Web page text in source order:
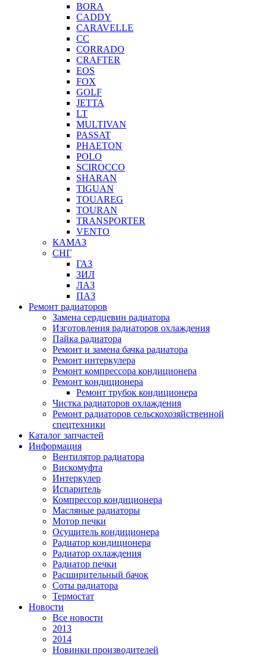
BORA
CADDY
CARAVELLE
CC
CORRADO
CRAFTER
EOS
FOX
GOLF
JETTA
LT
MULTIVAN
PASSAT
PHAETON
POLO
SCIROCCO
SHARAN
TIGUAN
TOUAREG
TOURAN
TRANSPORTER
VENTO
КАМАЗ
СНГ
ГАЗ
ЗИЛ
ЛАЗ
ПАЗ
Ремонт радиаторов
Замена сердцевин радиатора
Изготовления радиаторов охлаждения
Пайка радиатора
Ремонт и замена бачка радиатора
Ремонт интеркулера
Ремонт компрессора кондиционера
Ремонт кондиционера
Ремонт трубок кондиционера
Чистка радиаторов охлаждения
Ремонт радиаторов сельскохозяйственной
спецтехники
Каталог запчастей
Информация
Вентилятор радиатора
Вискомуфта
Интеркулер
Испаритель
Компрессор кондиционера
Масляные радиаторы
Мотор печки
Осушитель кондиционера
Радиатор кондиционера
Радиатор охлаждения
Радиатор печки
Расширительный бачок
Соты радиатора
Термостат
Новости
Все новости
2013
2014
Новинки производителей